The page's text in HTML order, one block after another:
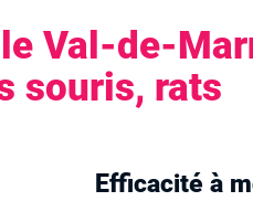
Val-de-
souris, rats
Efficacité à